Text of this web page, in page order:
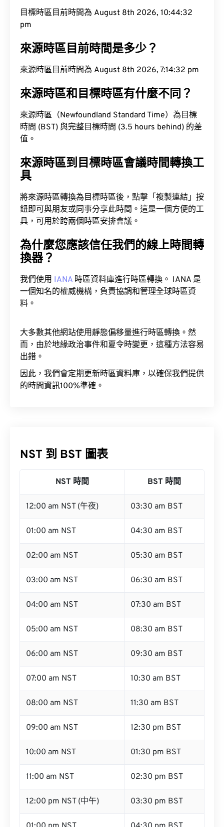
目標時區目前時間為 August 8th 2026, 10:44:33
pm
來源時區目前時間是多少？
來源時區目前時間為 August 8th 2026, 7:14:33 pm
來源時區和目標時區有什麼不同？
來源時區（Newfoundland Standard Time）為目標
時間 (BST) 與完整目標時間 (3.5 hours behind) 的差
值。
來源時區到目標時區會議時間轉換工
具
將來源時區轉換為目標時區後，點擊「複製連結」按
鈕即可與朋友或同事分享此時間。這是一個方便的工
具，可用於跨兩個時區安排會議。
為什麼您應該信任我們的線上時間轉
換器？
我們使用 IANA 時區資料庫進行時區轉換。 IANA 是
一個知名的權威機構，負責協調和管理全球時區資
料。
大多數其他網站使用靜態偏移量進行時區轉換。然
而，由於地緣政治事件和夏令時變更，這種方法容易
出錯。
因此，我們會定期更新時區資料庫，以確保我們提供
的時間資訊100%準確。
NST 到 BST 圖表
NST 時間 BST 時間
12:00 am NST (午夜) 03:30 am BST
01:00 am NST 04:30 am BST
02:00 am NST 05:30 am BST
03:00 am NST 06:30 am BST
04:00 am NST 07:30 am BST
05:00 am NST 08:30 am BST
06:00 am NST 09:30 am BST
07:00 am NST 10:30 am BST
08:00 am NST 11:30 am BST
09:00 am NST 12:30 pm BST
10:00 am NST 01:30 pm BST
11:00 am NST 02:30 pm BST
12:00 pm NST (中午) 03:30 pm BST